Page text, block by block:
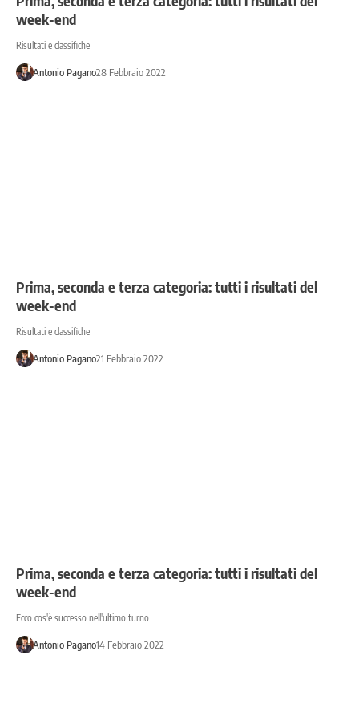
week-end
Risultati e classifiche
Antonio Pagano28 Febbraio 2022
Prima, seconda e terza categoria: tutti i risultati del
week-end
Risultati e classifiche
Antonio Pagano21 Febbraio 2022
Prima, seconda e terza categoria: tutti i risultati del
week-end
Ecco cos'è successo nell'ultimo turno
Antonio Pagano14 Febbraio 2022